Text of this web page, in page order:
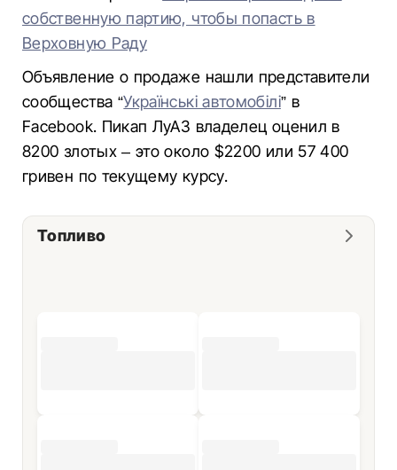
собственную партию, чтобы попасть в
Верховную Раду
Объявление о продаже нашли представители
сообщества “Українські автомобілі” в
Facebook. Пикап ЛуАЗ владелец оценил в
8200 злотых – это около $2200 или 57 400
гривен по текущему курсу.
Топливо